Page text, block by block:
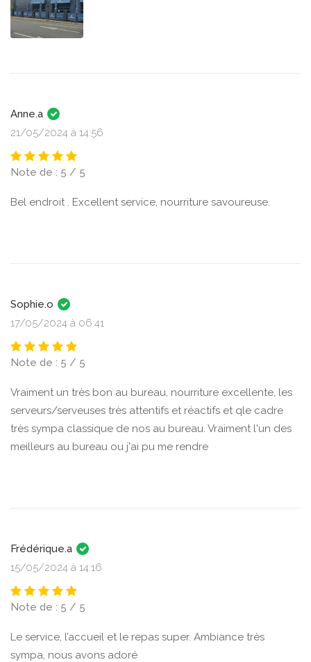
Anne.a
21/05/2024 à 14:56
Note de : 5 / 5
Bel endroit . Excellent service, nourriture savoureuse.
Sophie.o
17/05/2024 à 06:41
Note de : 5 / 5
Vraiment un très bon au bureau, nourriture excellente, les
serveurs/serveuses très attentifs et réactifs et qle cadre
très sympa classique de nos au bureau. Vraiment l'un des
meilleurs au bureau ou j'ai pu me rendre
Frédérique.a
15/05/2024 à 14:16
Note de : 5 / 5
Le service, l’accueil et le repas super. Ambiance très
sympa, nous avons adoré